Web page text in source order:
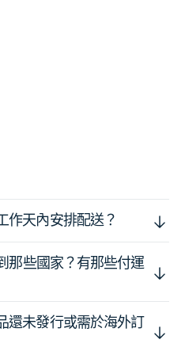
作天內安排配送？
那些國家？有那些付運
還未發行或需於海外訂